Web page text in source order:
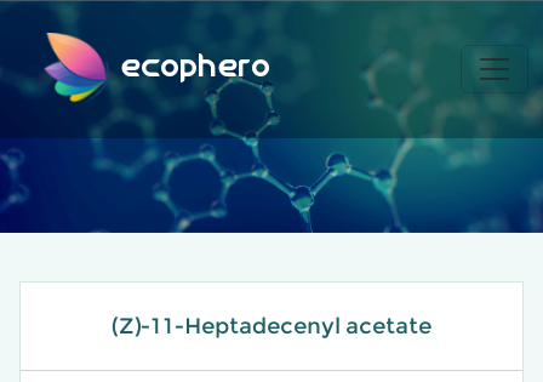
ecophero
(Z)-11-Heptadecenyl acetate